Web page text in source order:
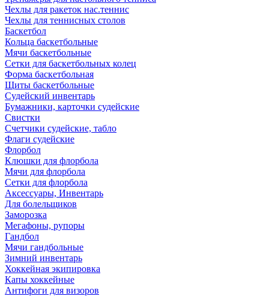
Чехлы для ракеток нас.теннис
Чехлы для теннисных столов
Баскетбол
Кольца баскетбольные
Мячи баскетбольные
Сетки для баскетбольных колец
Форма баскетбольная
Щиты баскетбольные
Судейский инвентарь
Бумажники, карточки судейские
Свистки
Счетчики судейские, табло
Флаги судейские
Флорбол
Клюшки для флорбола
Мячи для флорбола
Сетки для флорбола
Аксессуары, Инвентарь
Для болельщиков
Заморозка
Мегафоны, рупоры
Гандбол
Мячи гандбольные
Зимний инвентарь
Хоккейная экипировка
Капы хоккейные
Антифоги для визоров